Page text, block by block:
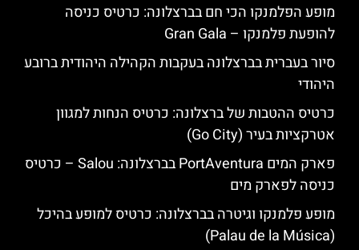
מופע הפלמנקו הכי חם בברצלונה: כרטיס כניסה
להופעת פלמנקו – Gran Gala
סיור בעברית בברצלונה בעקבות הקהילה היהודית ברובע
היהודי
כרטיס ההטבות של ברצלונה: כרטיס הנחות למגוון
אטרקציות בעיר (Go City)
פארק המים PortAventura בברצלונה: Salou – כרטיס
כניסה לפארק מים
מופע פלמנקו וגיטרה בברצלונה: כרטיס למופע בהיכל
(Palau de la Música)